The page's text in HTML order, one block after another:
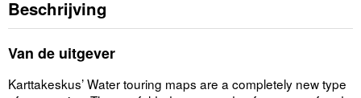
Beschrijving
Van de uitgever
Karttakeskus’ Water touring maps are a completely new type